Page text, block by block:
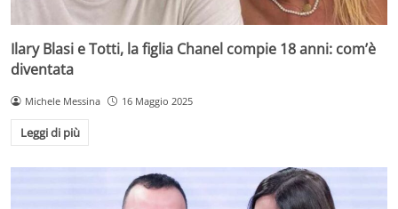
Ilary Blasi e Totti, la figlia Chanel compie 18 anni: com’è
diventata
Michele Messina 16 Maggio 2025
Leggi di più